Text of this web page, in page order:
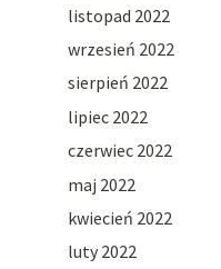
listopad 2022
wrzesień 2022
sierpień 2022
lipiec 2022
czerwiec 2022
maj 2022
kwiecień 2022
luty 2022